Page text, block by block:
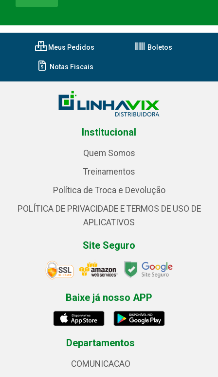
Meus Pedidos Boletos
Notas Fiscais
Institucional
Quem Somos
Treinamentos
Política de Troca e Devolução
POLÍTICA DE PRIVACIDADE E TERMOS DE USO DE
APLICATIVOS
Site Seguro
Baixe já nosso APP
Departamentos
COMUNICACAO